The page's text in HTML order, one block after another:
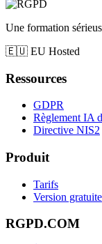
Une formation
🇪🇺 EU Hosted
Ressources
GDPR
Règlement IA
Directive NIS2
Produit
Tarifs
Version gratuite
RGPD.COM